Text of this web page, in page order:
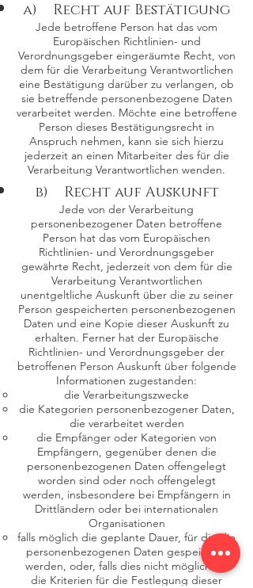
a) Recht auf Bestätigung
Jede betroffene Person hat das vom
Europäischen Richtlinien- und
Verordnungsgeber eingeräumte Recht, von
dem für die Verarbeitung Verantwortlichen
eine Bestätigung darüber zu verlangen, ob
sie betreffende personenbezogene Daten
verarbeitet werden. Möchte eine betroffene
Person dieses Bestätigungsrecht in
Anspruch nehmen, kann sie sich hierzu
jederzeit an einen Mitarbeiter des für die
Verarbeitung Verantwortlichen wenden.
b) Recht auf Auskunft
Jede von der Verarbeitung
personenbezogener Daten betroffene
Person hat das vom Europäischen
Richtlinien- und Verordnungsgeber
gewährte Recht, jederzeit von dem für die
Verarbeitung Verantwortlichen
unentgeltliche Auskunft über die zu seiner
Person gespeicherten personenbezogenen
Daten und eine Kopie dieser Auskunft zu
erhalten. Ferner hat der Europäische
Richtlinien- und Verordnungsgeber der
betroffenen Person Auskunft über folgende
Informationen zugestanden:
die Verarbeitungszwecke
die Kategorien personenbezogener Daten,
die verarbeitet werden
die Empfänger oder Kategorien von
Empfängern, gegenüber denen die
personenbezogenen Daten offengelegt
worden sind oder noch offengelegt
werden, insbesondere bei Empfängern in
Drittländern oder bei internationalen
Organisationen
falls möglich die geplante Dauer, für die die
personenbezogenen Daten gespeichert
werden, oder, falls dies nicht möglich ist,
die Kriterien für die Festlegung dieser